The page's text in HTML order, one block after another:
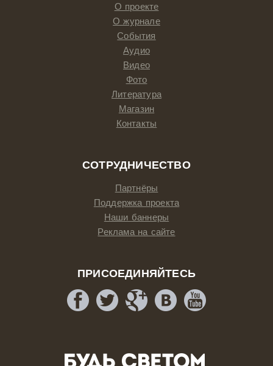
О проекте
О журнале
События
Аудио
Видео
Фото
Литература
Магазин
Контакты
СОТРУДНИЧЕСТВО
Партнёры
Поддержка проекта
Наши баннеры
Реклама на сайте
ПРИСОЕДИНЯЙТЕСЬ